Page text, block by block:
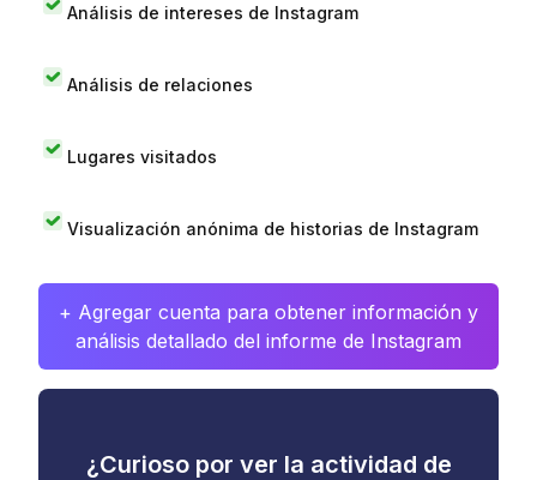
Análisis de intereses de Instagram
Análisis de relaciones
Lugares visitados
Visualización anónima de historias de Instagram
+ Agregar cuenta para obtener información y
análisis detallado del informe de Instagram
¿Curioso por ver la actividad de